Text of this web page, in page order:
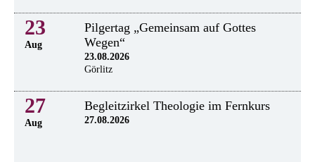
23
Aug
Pilgertag „Gemeinsam auf Gottes
Wegen“
23.08.2026
Görlitz
27
Aug
Begleitzirkel Theologie im Fernkurs
27.08.2026